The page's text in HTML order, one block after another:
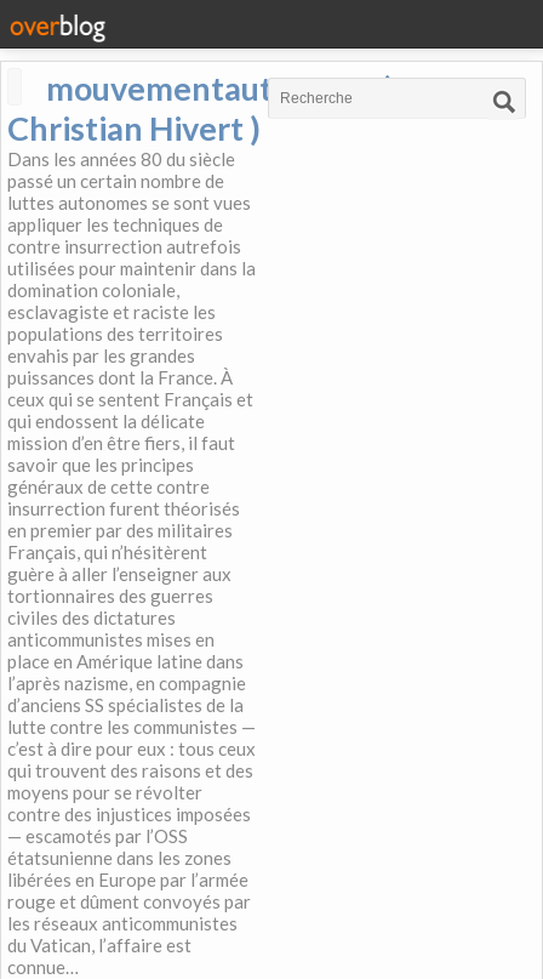
mouvementautonome (
Christian Hivert )
Dans les années 80 du siècle
passé un certain nombre de
luttes autonomes se sont vues
appliquer les techniques de
contre insurrection autrefois
utilisées pour maintenir dans la
domination coloniale,
esclavagiste et raciste les
populations des territoires
envahis par les grandes
puissances dont la France. À
ceux qui se sentent Français et
qui endossent la délicate
mission d’en être fiers, il faut
savoir que les principes
généraux de cette contre
insurrection furent théorisés
en premier par des militaires
Français, qui n’hésitèrent
guère à aller l’enseigner aux
tortionnaires des guerres
civiles des dictatures
anticommunistes mises en
place en Amérique latine dans
l’après nazisme, en compagnie
d’anciens SS spécialistes de la
lutte contre les communistes —
c’est à dire pour eux : tous ceux
qui trouvent des raisons et des
moyens pour se révolter
contre des injustices imposées
— escamotés par l’OSS
étatsunienne dans les zones
libérées en Europe par l’armée
rouge et dûment convoyés par
les réseaux anticommunistes
du Vatican, l’affaire est
connue…